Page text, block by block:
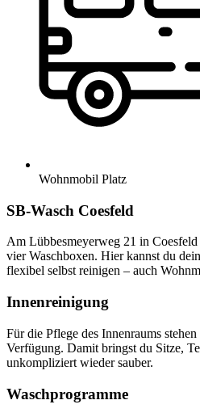
Wohnmobil Platz
SB-Wasch Coesfeld
Am Lübbesmeyerweg 21 in
vier Waschboxen. Hier kannst du
flexibel selbst reinigen – auch
Innenreinigung
Für die Pflege des Innenraums
Verfügung. Damit bringst du Sitze,
unkompliziert wieder sauber.
Waschprogramme